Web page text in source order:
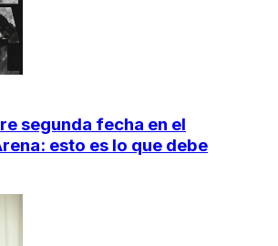
segunda fecha en el
esto es lo que debe